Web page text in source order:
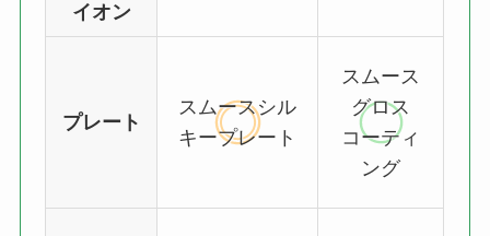
イオン
プレート
スムースシル
キープレート
スムース
グロス
コーティ
ング